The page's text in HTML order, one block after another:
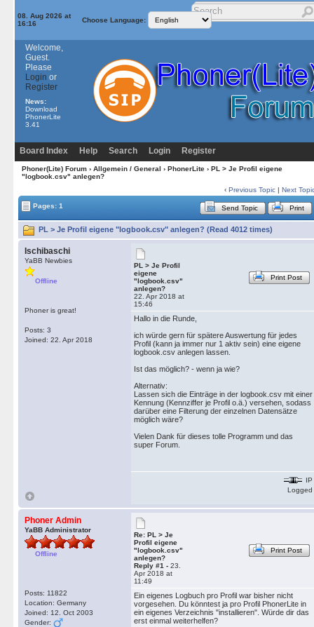
08. Aug 2026 at
16:16
Choose Language:
Welcome,
Guest.
Please
Login or
Register
News:
Download
PhonerLite
3.41
Board Index Help Search Login Register
Phoner(Lite) Forum› Allgemein / General › PhonerLite› PL > Je Profil eigene
"logbook.csv" anlegen?
‹ Previous Topic | Next
Pages: 1 Send Topic Print
PL > Je Profil eigene "logbook.csv" anlegen? (Read 4012 times)
Ischibaschi
YaBB Newbies
Offline
Phoner is great!
Posts: 3
Joined: 22. Apr 2018
PL > Je Profil
eigene
"logbook.csv"
anlegen?
22. Apr 2018 at
15:46
Print Post
Hallo in die Runde,
ich würde gern für spätere Auswertung für jedes
Profil (kann ja immer nur 1 aktiv sein) eine eigene
logbook.csv anlegen lassen.
Ist das möglich? - wenn ja wie?
Alternativ:
Lassen sich die Einträge in der logbook.csv mit einer
Kennung (Kennziffer je Profil o.ä.) versehen, sodass
darüber eine Filterung der einzelnen Datensätze
möglich wäre?
Vielen Dank für dieses tolle Programm und das
super Forum.
IP
Logged
Phoner Admin
YaBB Administrator
Offline
Posts: 11822
Location: Germany
Joined: 12. Oct 2003
Gender:
Re: PL > Je
Profil eigene
"logbook.csv"
anlegen?
Reply #1 - 23.
Apr 2018 at
11:49
Print Post
Ein eigenes Logbuch pro Profil war bisher nicht
vorgesehen. Du könntest ja pro Profil PhonerLite in
ein eigenes Verzeichnis "installieren". Würde dir das
erst einmal weiterhelfen?